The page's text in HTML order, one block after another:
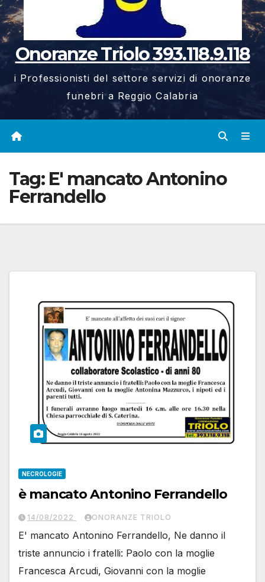
Onoranze Triolo 393.118.9.118
i Professionisti del settore servizi di onoranze
funebri a Reggio Calabria
Tag: E' mancato Antonino
Ferrandello
NECROLOGIE
è mancato Antonino Ferrandello
14/08/2022 ONORANZE TRIOLO
E' mancato Antonino Ferrandello, Ne danno il
triste annuncio i fratelli: Paolo con la moglie
Francesca Arcudi, Giovanni con la moglie